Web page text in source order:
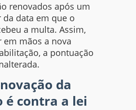
renovados após um
da data em que o
a multa. Assim,
em mãos a nova
a pontuação
da
é contra a lei